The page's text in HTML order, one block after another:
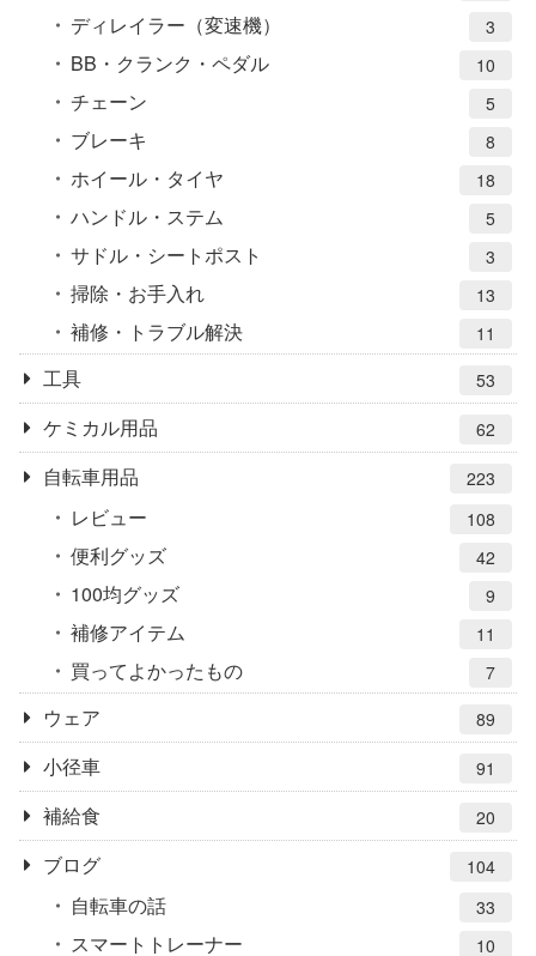
ディレイラー（変速機） 3
BB・クランク・ペダル 10
チェーン 5
ブレーキ 8
ホイール・タイヤ 18
ハンドル・ステム 5
サドル・シートポスト 3
掃除・お手入れ 13
補修・トラブル解決 11
工具 53
ケミカル用品 62
自転車用品 223
レビュー 108
便利グッズ 42
100均グッズ 9
補修アイテム 11
買ってよかったもの 7
ウェア 89
小径車 91
補給食 20
ブログ 104
自転車の話 33
スマートトレーナー 10